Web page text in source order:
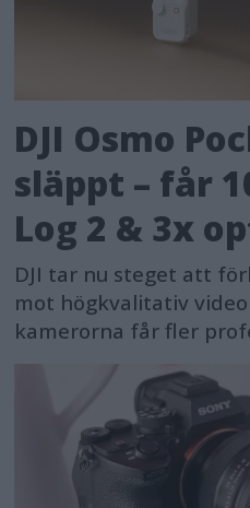
DJI Osmo
släppt – får
Log 2 & 3x
DJI tar nu steget att
mot högkvalitativ
kamerorna får fler